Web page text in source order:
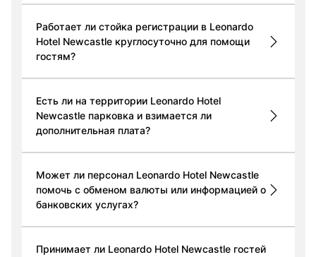
Работает ли стойка регистрации в Leonardo
Hotel Newcastle круглосуточно для помощи
гостям?
Есть ли на территории Leonardo Hotel
Newcastle парковка и взимается ли
дополнительная плата?
Может ли персонал Leonardo Hotel Newcastle
помочь с обменом валюты или информацией о
банковских услугах?
Принимает ли Leonardo Hotel Newcastle гостей